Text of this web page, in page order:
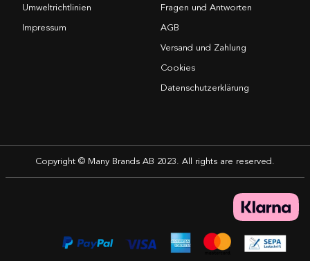
Umweltrichtlinien
Impressum
Fragen und Antworten
AGB
Versand und Zahlung
Cookies
Datenschutzerklärung
Copyright © Many Brands AB 2023. All rights are reserved.